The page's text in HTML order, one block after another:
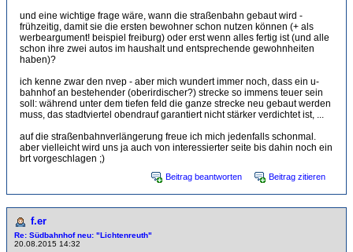
und eine wichtige frage wäre, wann die straßenbahn gebaut wird -
frühzeitig, damit sie die ersten bewohner schon nutzen können (+ als
werbeargument! beispiel freiburg) oder erst wenn alles fertig ist (und alle
schon ihre zwei autos im haushalt und entsprechende gewohnheiten
haben)?
ich kenne zwar den nvep - aber mich wundert immer noch, dass ein u-
bahnhof an bestehender (oberirdischer?) strecke so immens teuer sein
soll: während unter dem tiefen feld die ganze strecke neu gebaut werden
muss, das stadtviertel obendrauf garantiert nicht stärker verdichtet ist, ...
auf die straßenbahnverlängerung freue ich mich jedenfalls schonmal.
aber vielleicht wird uns ja auch von interessierter seite bis dahin noch ein
brt vorgeschlagen ;)
Beitrag beantworten Beitrag zitieren
f.er
Re: Südbahnhof neu: "Lichtenreuth"
20.08.2015 14:32